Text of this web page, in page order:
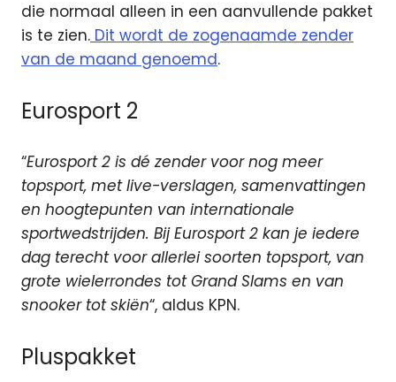
die normaal alleen in een aanvullende pakket
is te zien. Dit wordt de zogenaamde zender
van de maand genoemd.
Eurosport 2
“Eurosport 2 is dé zender voor nog meer
topsport, met live-verslagen, samenvattingen
en hoogtepunten van internationale
sportwedstrijden. Bij Eurosport 2 kan je iedere
dag terecht voor allerlei soorten topsport, van
grote wielerrondes tot Grand Slams en van
snooker tot skiën“, aldus KPN.
Pluspakket